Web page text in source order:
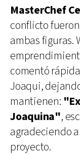
MasterChef
conflicto
ambas figuras.
comentó
Joaqui,
mantienen:
Joaquina",
agradeciendo
proyecto.